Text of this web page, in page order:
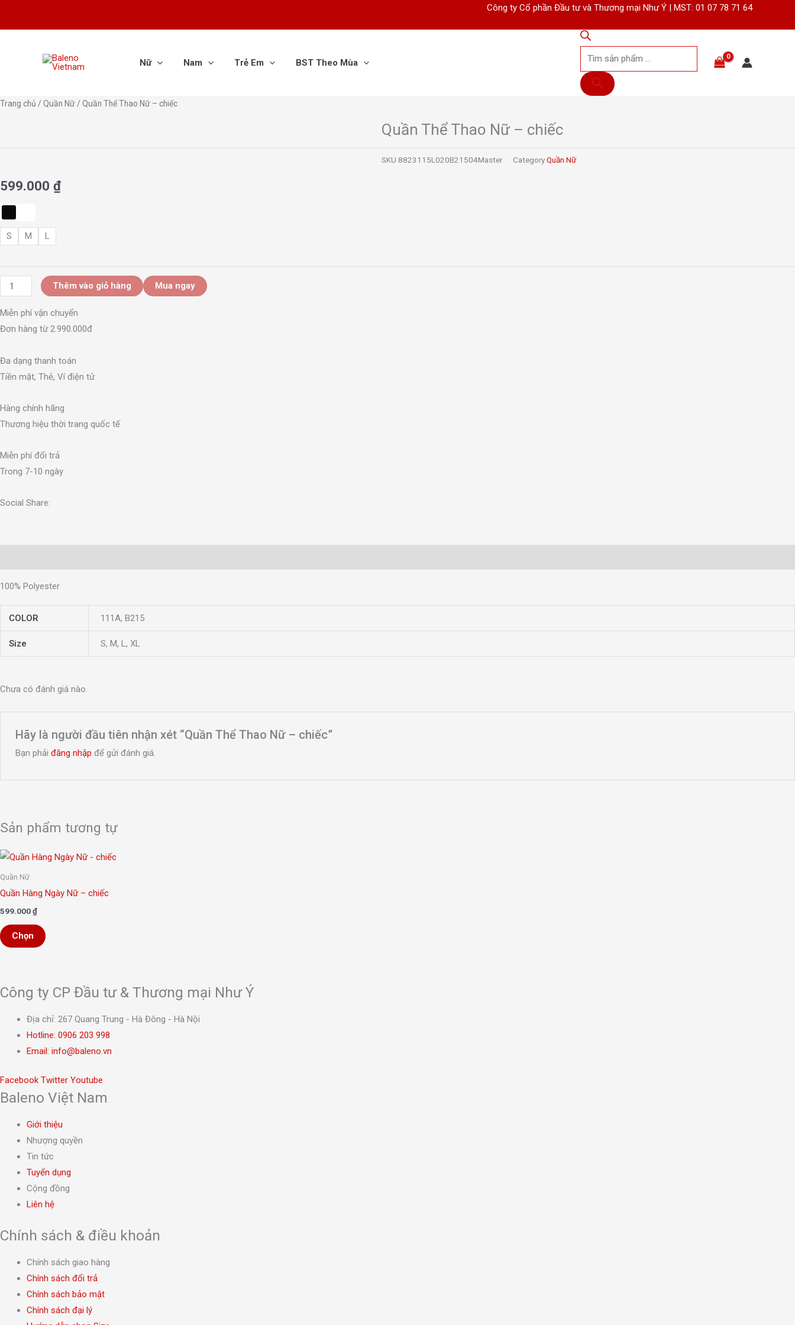
Công ty Cổ phần Đầu tư và Thương mại Như Ý | MST: 01 07 78 71 64
Nữ Nam Trẻ Em BST Theo Mùa
Tìm
kiếm
sản
phẩm
Trang chủ / Quần Nữ / Quần Thể Thao Nữ – chiếc
Quần Thể Thao Nữ – chiếc
SKU 8823115L020B21504Master CategoryQuần Nữ
599.000 ₫
S M L
Quần
Nữ
chiếc
Thêm vào giỏ hàng Mua ngay
Miễn phí vận chuyển
Đơn hàng từ 2.990.000đ
Đa dạng thanh toán
Tiền mặt, Thẻ, Ví điện tử
Hàng chính hãng
Thương hiệu thời trang quốc tế
Miễn phí đổi trả
Trong 7-10 ngày
Social Share:
100% Polyester
COLOR 111A, B215
Size S, M, L, XL
Chưa có đánh giá nào.
Hãy là người đầu tiên nhận xét “Quần Thể Thao Nữ – chiếc”
Bạn phảiđăng nhập để gửi đánh giá.
Sản phẩm tương tự
Quần Nữ
Quần Hàng Ngày Nữ – chiếc
599.000₫
Chọn
Sản
này
biến
chọn
có
thể
được
trên
trang
phẩm
Công ty CP Đầu tư & Thương mại Như Ý
Địa chỉ: 267 Quang Trung - Hà Đông - Hà Nội
Hotline: 0906 203 998
Email: info@baleno.vn
Facebook Twitter Youtube
Baleno Việt Nam
Giới thiệu
Nhượng quyền
Tin tức
Tuyển dụng
Cộng đồng
Liên hệ
Chính sách & điều khoản
Chính sách giao hàng
Chính sách đổi trả
Chính sách bảo mật
Chính sách đại lý